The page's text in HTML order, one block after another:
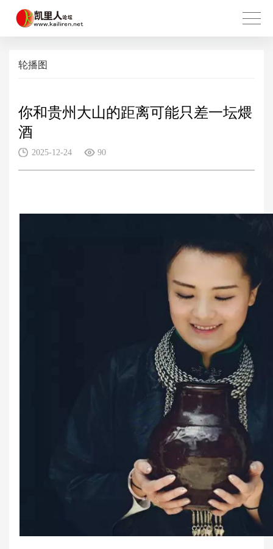
轮播图
你和贵州大山的距离可能只差一坛煨
酒
2025-12-24 90